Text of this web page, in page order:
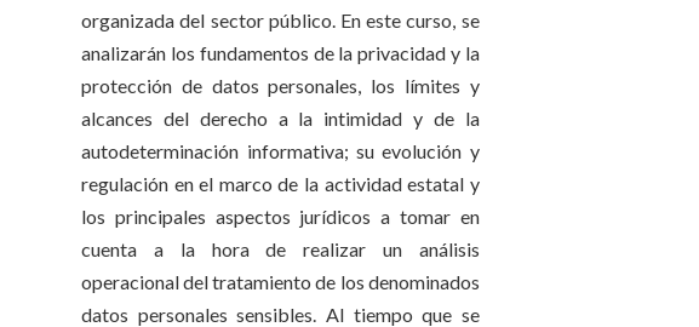
organizada del sector público. En este curso, se
analizarán los fundamentos de la privacidad y la
protección de datos personales, los límites y
alcances del derecho a la intimidad y de la
autodeterminación informativa; su evolución y
regulación en el marco de la actividad estatal y
los principales aspectos jurídicos a tomar en
cuenta a la hora de realizar un análisis
operacional del tratamiento de los denominados
datos personales sensibles. Al tiempo que se